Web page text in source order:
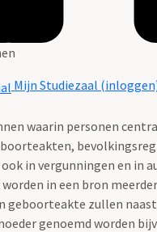
Mijn Studiezaal
waarin personen
in vergunningen en in
in een bron
geboorteakte zullen
genoemd worden